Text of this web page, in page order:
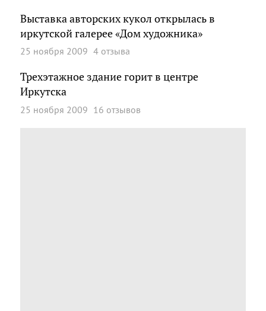
Выставка авторских кукол открылась в
иркутской галерее «Дом художника»
25 ноября 2009 4 отзыва
Трехэтажное здание горит в центре
Иркутска
25 ноября 2009 16 отзывов